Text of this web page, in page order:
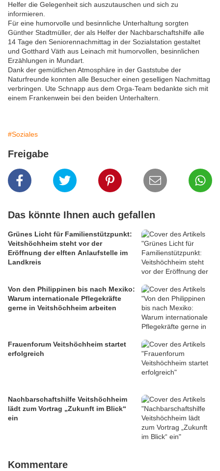
Helfer die Gelegenheit sich auszutauschen und sich zu
informieren.
Für eine humorvolle und besinnliche Unterhaltung sorgten
Günther Stadtmüller, der als Helfer der Nachbarschaftshilfe alle
14 Tage den Seniorennachmittag in der Sozialstation gestaltet
und Gotthard Väth aus Leinach mit humorvollen, besinnlichen
Erzählungen in Mundart.
Dank der gemütlichen Atmosphäre in der Gaststube der
Naturfreunde konnten alle Besucher einen geselligen Nachmittag
verbringen. Ute Schnapp aus dem Orga-Team bedankte sich mit
einem Frankenwein bei den beiden Unterhaltern.
#Soziales
Freigabe
Das könnte Ihnen auch gefallen
Grünes Licht für Familienstützpunkt:
Veitshöchheim steht vor der
Eröffnung der elften Anlaufstelle im
Landkreis
Von den Philippinen bis nach Mexiko:
Warum internationale Pflegekräfte
gerne in Veitshöchheim arbeiten
Frauenforum Veitshöchheim startet
erfolgreich
Nachbarschaftshilfe Veitshöchheim
lädt zum Vortrag „Zukunft im Blick“
ein
Kommentare